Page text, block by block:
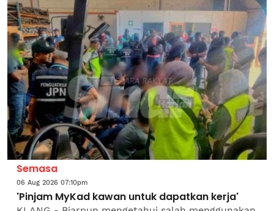
Anadolu Ajansi.Anak...
Semasa
06 Aug 2026 07:10pm
'Pinjam MyKad kawan untuk dapatkan kerja'